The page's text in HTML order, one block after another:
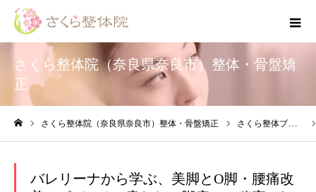
さくら整体院（奈良県奈良市）整体・骨盤矯
正
さくら整体院（奈良県奈良市）整体・骨盤矯正 さくら整体ブログ
バレリーナから学ぶ、美脚とO脚・腰痛改